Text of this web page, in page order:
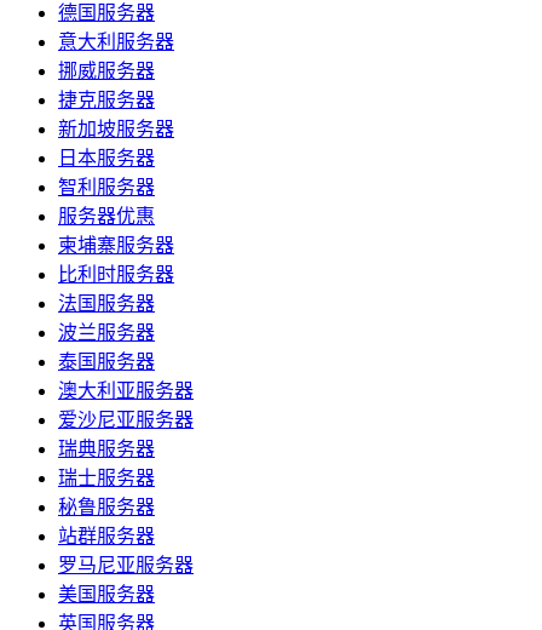
德国服务器
意大利服务器
挪威服务器
捷克服务器
新加坡服务器
日本服务器
智利服务器
服务器优惠
柬埔寨服务器
比利时服务器
法国服务器
波兰服务器
泰国服务器
澳大利亚服务器
爱沙尼亚服务器
瑞典服务器
瑞士服务器
秘鲁服务器
站群服务器
罗马尼亚服务器
美国服务器
英国服务器